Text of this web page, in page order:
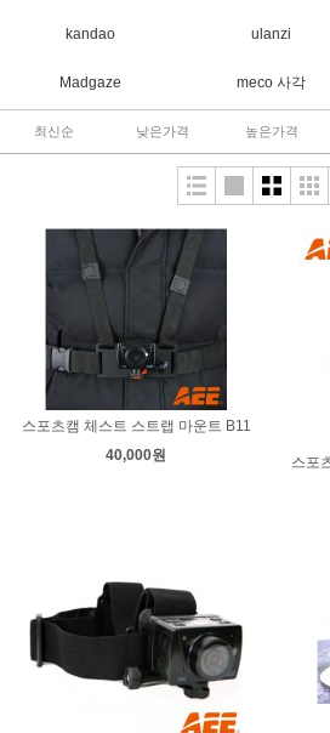
kandao ulanzi
Madgaze meco 사각
최신순 낮은가격 높은가격
스포츠캠 체스트 스트랩 마운트 B11
40,000원
스포